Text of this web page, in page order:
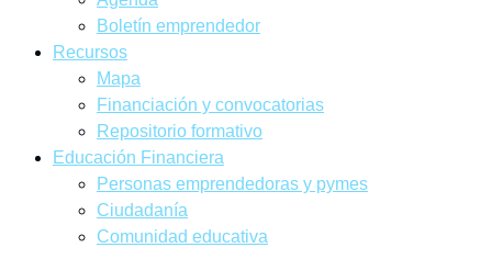
Agenda
Boletín emprendedor
Recursos
Financiación y convocatorias
Repositorio formativo
Educación Financiera
Personas emprendedoras y pymes
Ciudadanía
Comunidad educativa